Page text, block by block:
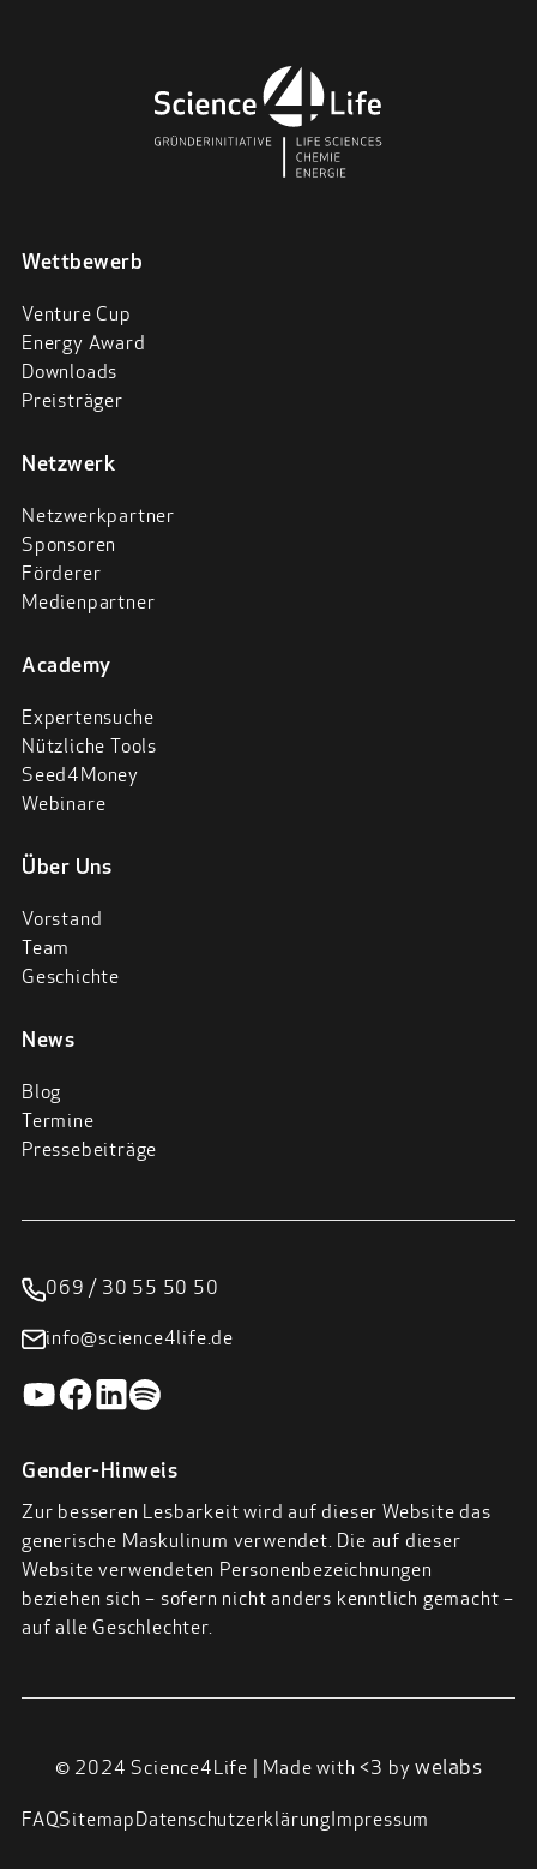
Wettbewerb
Venture Cup
Energy Award
Downloads
Preisträger
Netzwerk
Netzwerkpartner
Sponsoren
Förderer
Medienpartner
Academy
Expertensuche
Nützliche Tools
Seed4Money
Webinare
Über Uns
Vorstand
Team
Geschichte
News
Blog
Termine
Pressebeiträge
069 / 30 55 50 50
info@science4life.de
Gender-Hinweis
Zur besseren Lesbarkeit wird auf dieser Website das
generische Maskulinum verwendet. Die auf dieser
Website verwendeten Personenbezeichnungen
beziehen sich – sofern nicht anders kenntlich gemacht –
auf alle Geschlechter.
© 2024 Science4Life | Made with <3 bywelabs
FAQSitemapDatenschutzerklärungImpressum